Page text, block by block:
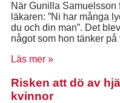
När Gunilla
läkaren: ”Ni har många
du och din man”. Det
något som hon tänker
Läs mer »
Risken att dö av
kvinnor